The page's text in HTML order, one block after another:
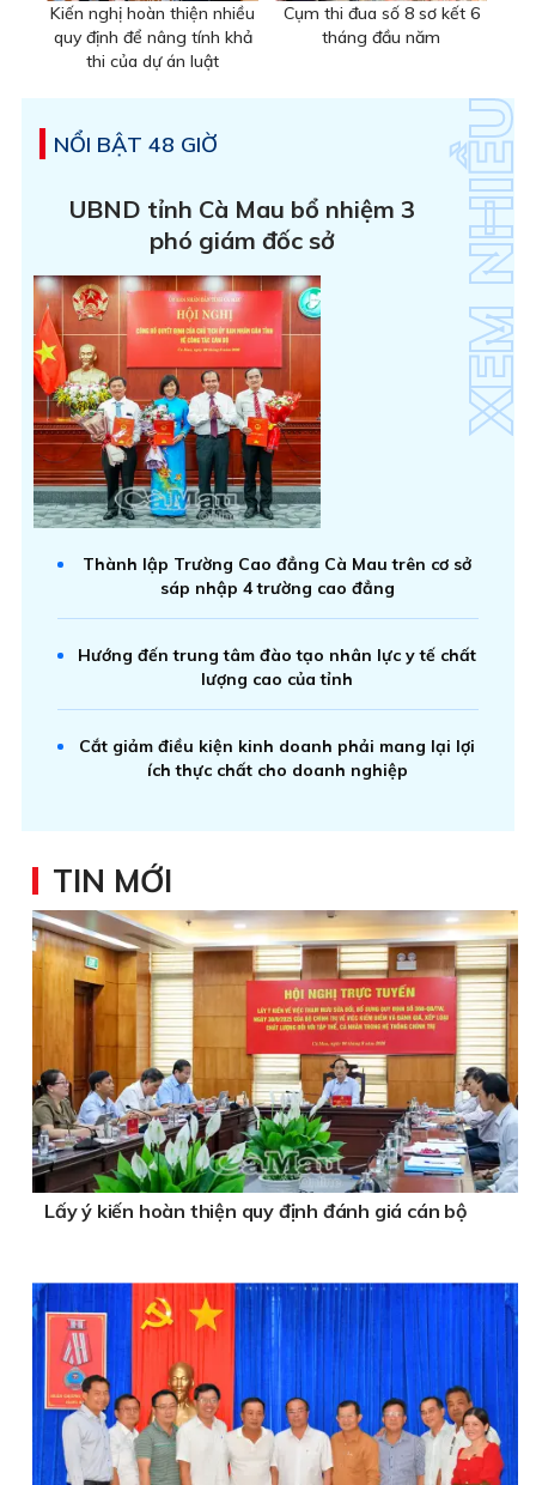
Kiến nghị hoàn thiện nhiều
quy định để nâng tính khả
thi của dự án luật
Cụm thi đua số 8 sơ kết 6
tháng đầu năm
NỔI BẬT 48 GIỜ
UBND tỉnh Cà Mau bổ nhiệm 3
phó giám đốc sở
Thành lập Trường Cao đẳng Cà Mau trên cơ sở
sáp nhập 4 trường cao đẳng
Hướng đến trung tâm đào tạo nhân lực y tế chất
lượng cao của tỉnh
Cắt giảm điều kiện kinh doanh phải mang lại lợi
ích thực chất cho doanh nghiệp
TIN MỚI
Lấy ý kiến hoàn thiện quy định đánh giá cán bộ